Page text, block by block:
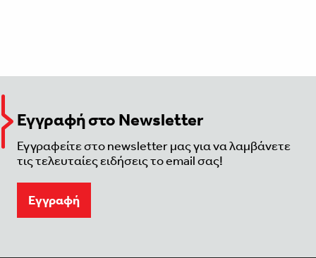
Εγγραφή στο Newsletter
Εγγραφείτε στο newsletter μας για να λαμβάνετε
τις τελευταίες ειδήσεις το email σας!
Eγγραφή